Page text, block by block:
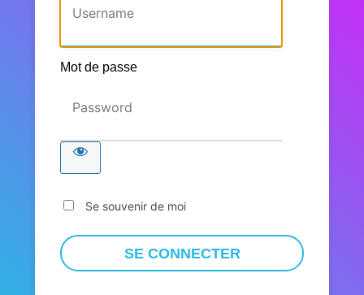
Mot de passe
Se souvenir de moi